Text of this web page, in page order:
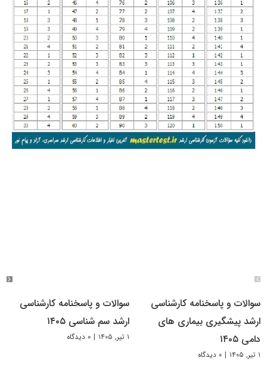
سوالات و پاسخنامه کارشناسی
ارشد پیشگیری بیماری های
دامی ۱۴۰۵
۱ تیر, ۱۴۰۵ | ۰ دیدگاه
سوالات و پاسخنامه کارشناسی
ارشد سم شناسی ۱۴۰۵
۱ تیر, ۱۴۰۵ | ۰ دیدگاه